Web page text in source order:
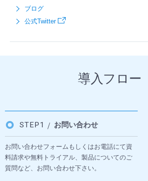
ブログ
公式Twitter
導入フロー
STEP1 お問い合わせ
お問い合わせフォームもしくはお電話にて資
料請求や無料トライアル、製品についてのご
質問など、お問い合わせ下さい。